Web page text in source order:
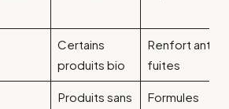
Certains
produits bio
Renfort anti-
fuites
Produits sans
Formules